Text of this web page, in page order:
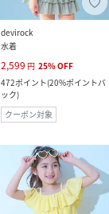
devirock
水着
2,599 円 25%OFF
472ポイント(20%ポイントバ
ック)
クーポン対象